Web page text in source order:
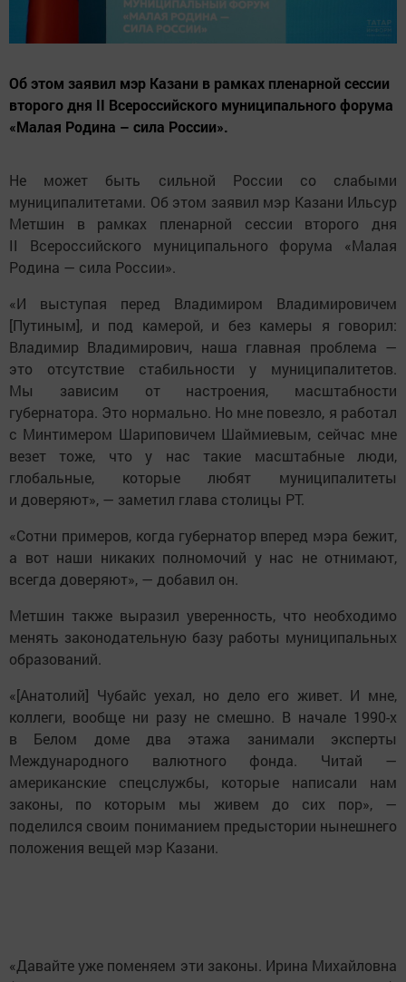
Об этом заявил мэр Казани в рамках пленарной сессии
второго дня II Всероссийского муниципального форума
«Малая Родина – сила России».
Не может быть сильной России со слабыми
муниципалитетами. Об этом заявил мэр Казани Ильсур
Метшин в рамках пленарной сессии второго дня
II Всероссийского муниципального форума «Малая
Родина — сила России».
«И выступая перед Владимиром Владимировичем
[Путиным], и под камерой, и без камеры я говорил:
Владимир Владимирович, наша главная проблема —
это отсутствие стабильности у муниципалитетов.
Мы зависим от настроения, масштабности
губернатора. Это нормально. Но мне повезло, я работал
с Минтимером Шариповичем Шаймиевым, сейчас мне
везет тоже, что у нас такие масштабные люди,
глобальные, которые любят муниципалитеты
и доверяют», — заметил глава столицы РТ.
«Сотни примеров, когда губернатор вперед мэра бежит,
а вот наши никаких полномочий у нас не отнимают,
всегда доверяют», — добавил он.
Метшин также выразил уверенность, что необходимо
менять законодательную базу работы муниципальных
образований.
«[Анатолий] Чубайс уехал, но дело его живет. И мне,
коллеги, вообще ни разу не смешно. В начале 1990-х
в Белом доме два этажа занимали эксперты
Международного валютного фонда. Читай —
американские спецслужбы, которые написали нам
законы, по которым мы живем до сих пор», —
поделился своим пониманием предыстории нынешнего
положения вещей мэр Казани.
«Давайте уже поменяем эти законы. Ирина Михайловна